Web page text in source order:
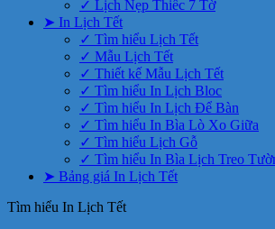
✓ Lịch Nẹp Thiếc 7 Tờ
➤ In Lịch Tết
✓ Tìm hiểu Lịch Tết
✓ Mẫu Lịch Tết
✓ Thiết kế Mẫu Lịch Tết
✓ Tìm hiểu In Lịch Bloc
✓ Tìm hiểu In Lịch Để Bàn
✓ Tìm hiểu In Bìa Lò Xo Giữa
✓ Tìm hiểu Lịch Gỗ
✓ Tìm hiểu In Bìa Lịch Treo
➤ Bảng giá In Lịch Tết
Tìm hiểu In Lịch Tết